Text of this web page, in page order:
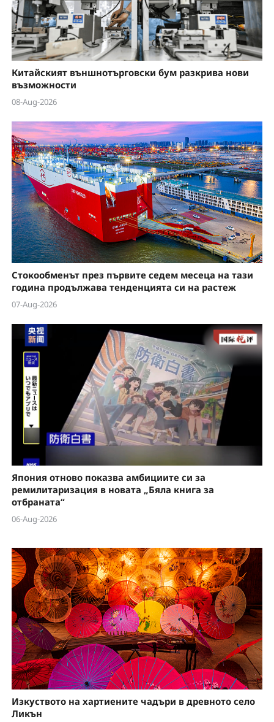
Китайският външнотърговски бум разкрива нови
възможности
08-Aug-2026
Стокообменът през първите седем месеца на тази
година продължава тенденцията си на растеж
07-Aug-2026
Япония отново показва амбициите си за
ремилитаризация в новата „Бяла книга за
отбраната“
06-Aug-2026
Изкуството на хартиените чадъри в древното село
Ликън